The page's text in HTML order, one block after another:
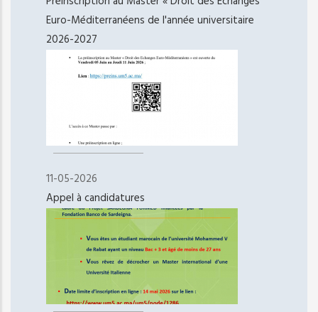
Euro-Méditerranéens de l'année universitaire
2026-2027
11-05-2026
Appel à candidatures